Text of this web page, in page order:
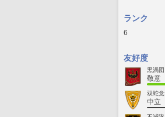
ランク
6
友好度
黒渦団
敬意
双蛇党
中立